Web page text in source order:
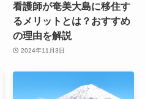
看護師が奄美大島に移住す
るメリットとは？おすすめ
の理由を解説
2024年11月3日